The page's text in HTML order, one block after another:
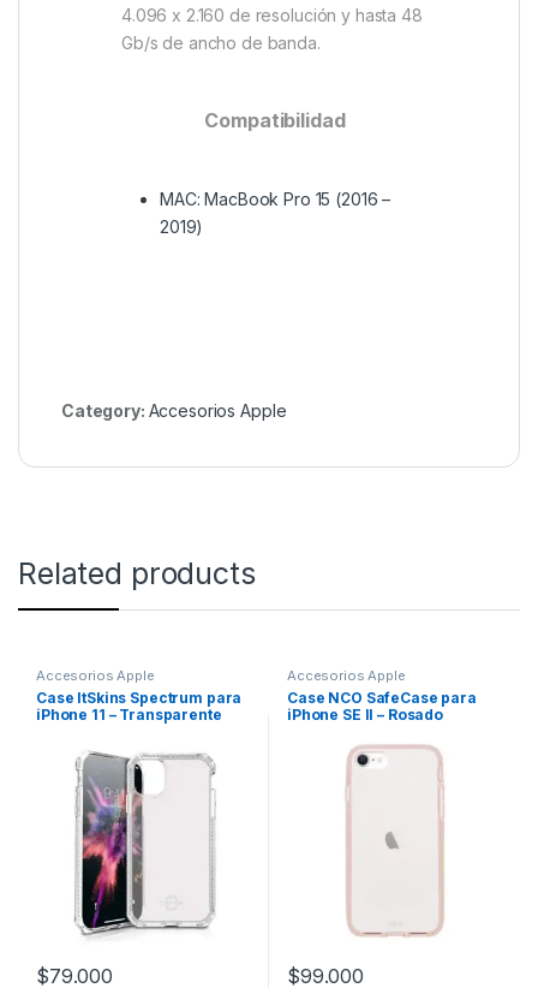
4.096 x 2.160 de resolución y hasta 48
Gb/s de ancho de banda.
Compatibilidad
MAC: MacBook Pro 15 (2016 –
2019)
Category: Accesorios Apple
Related products
Accesorios Apple
Case ItSkins Spectrum para
iPhone 11 – Transparente
$79.000
Accesorios Apple
Case NCO SafeCase para
iPhone SE II – Rosado
$99.000